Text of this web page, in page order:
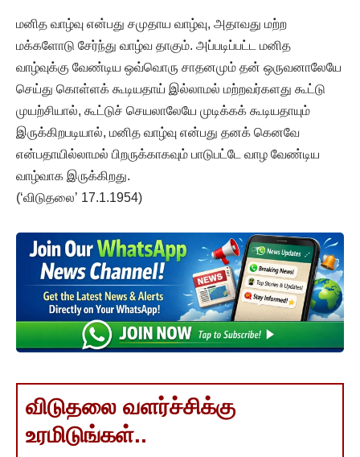
மனித வாழ்வு என்பது சமுதாய வாழ்வு, அதாவது மற்ற
மக்களோடு சேர்ந்து வாழ்வ தாகும். அப்படிப்பட்ட மனித
வாழ்வுக்கு வேண்டிய ஒவ்வொரு சாதனமும் தன் ஒருவனாலேயே
செய்து கொள்ளக் கூடியதாய் இல்லாமல் மற்றவர்களது கூட்டு
முயற்சியால், கூட்டுச் செயலாலேயே முடிக்கக் கூடியதாயும்
இருக்கிறபடியால், மனித வாழ்வு என்பது தனக் கெனவே
என்பதாயில்லாமல் பிறருக்காகவும் பாடுபட்டே வாழ வேண்டிய
வாழ்வாக இருக்கிறது.
(‘விடுதலை’ 17.1.1954)
விடுதலை வளர்ச்சிக்கு
உரமிடுங்கள்..